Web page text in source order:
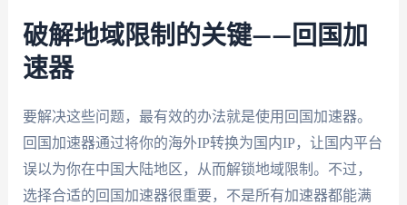
破解地域限制的关键——回国加
速器
要解决这些问题，最有效的办法就是使用回国加速器。
回国加速器通过将你的海外IP转换为国内IP，让国内平台
误以为你在中国大陆地区，从而解锁地域限制。不过，
选择合适的回国加速器很重要，不是所有加速器都能满